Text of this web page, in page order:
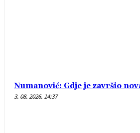
Numanović: Gdje je završio
3. 08. 2026. 14:37